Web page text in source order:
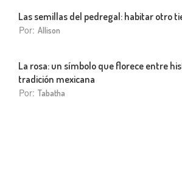
Las semillas del pedregal: habitar otro
Por: Allison
La rosa: un símbolo que florece entre
tradición mexicana
Por: Tabatha